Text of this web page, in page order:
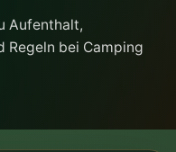
Aufenthalt,
Regeln bei Camping